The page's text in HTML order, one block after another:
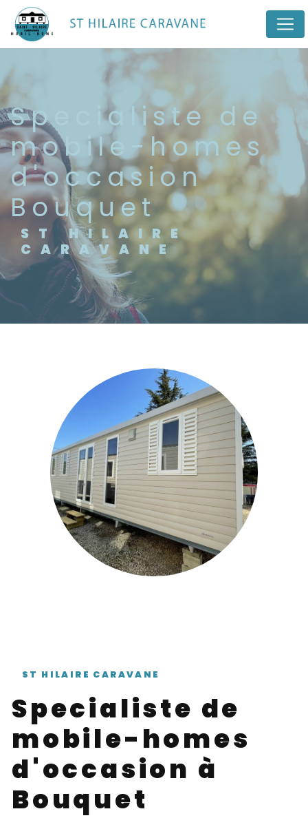
specialiste de
mobile-homes
d'occasion
Bouquet
ST HILAIRE
CARAVANE
ST HILAIRE CARAVANE
specialiste de
mobile-homes
d'occasion à
Bouquet
Panneau de gestion des cookies